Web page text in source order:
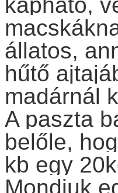
kapható,
állatos,
hűtő
madárnál
A paszta
belőle,
kb egy
Mondjuk